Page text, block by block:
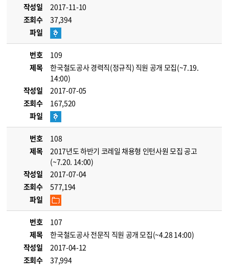
작성일
2017-11-10
조회수
37,394
파일
번호
109
제목
한국철도공사 경력직(정규직) 직원 공개 모집(~7.19.
14:00)
작성일
2017-07-05
조회수
167,520
파일
번호
108
제목
2017년도 하반기 코레일 채용형 인턴사원 모집 공고
(~7.20. 14:00)
작성일
2017-07-04
조회수
577,194
파일
번호
107
제목
한국철도공사 전문직 직원 공개 모집(~4.28 14:00)
작성일
2017-04-12
조회수
37,994